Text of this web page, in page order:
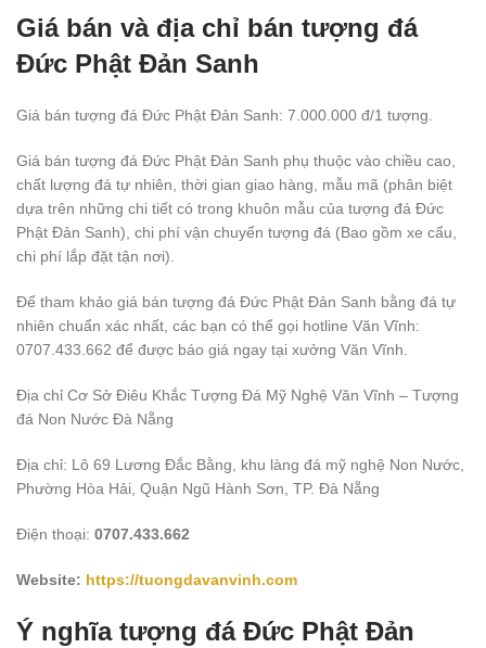
Giá bán và địa chỉ bán tượng đá
Đức Phật Đản Sanh
Giá bán tượng đá Đức Phật Đản Sanh: 7.000.000 đ/1 tượng.
Giá bán tượng đá Đức Phật Đản Sanh phụ thuộc vào chiều cao,
chất lượng đá tự nhiên, thời gian giao hàng, mẫu mã (phân biệt
dựa trên những chi tiết có trong khuôn mẫu của tượng đá Đức
Phật Đản Sanh), chi phí vận chuyển tượng đá (Bao gồm xe cẩu,
chi phí lắp đặt tận nơi).
Để tham khảo giá bán tượng đá Đức Phật Đản Sanh bằng đá tự
nhiên chuẩn xác nhất, các bạn có thể gọi hotline Văn Vĩnh:
0707.433.662 để được báo giá ngay tại xưởng Văn Vĩnh.
Địa chỉ Cơ Sở Điêu Khắc Tượng Đá Mỹ Nghệ Văn Vĩnh – Tượng
đá Non Nước Đà Nẵng
Địa chỉ: Lô 69 Lương Đắc Bằng, khu làng đá mỹ nghệ Non Nước,
Phường Hòa Hải, Quận Ngũ Hành Sơn, TP. Đà Nẵng
Điện thoại: 0707.433.662
Website: https://tuongdavanvinh.com
Ý nghĩa tượng đá Đức Phật Đản